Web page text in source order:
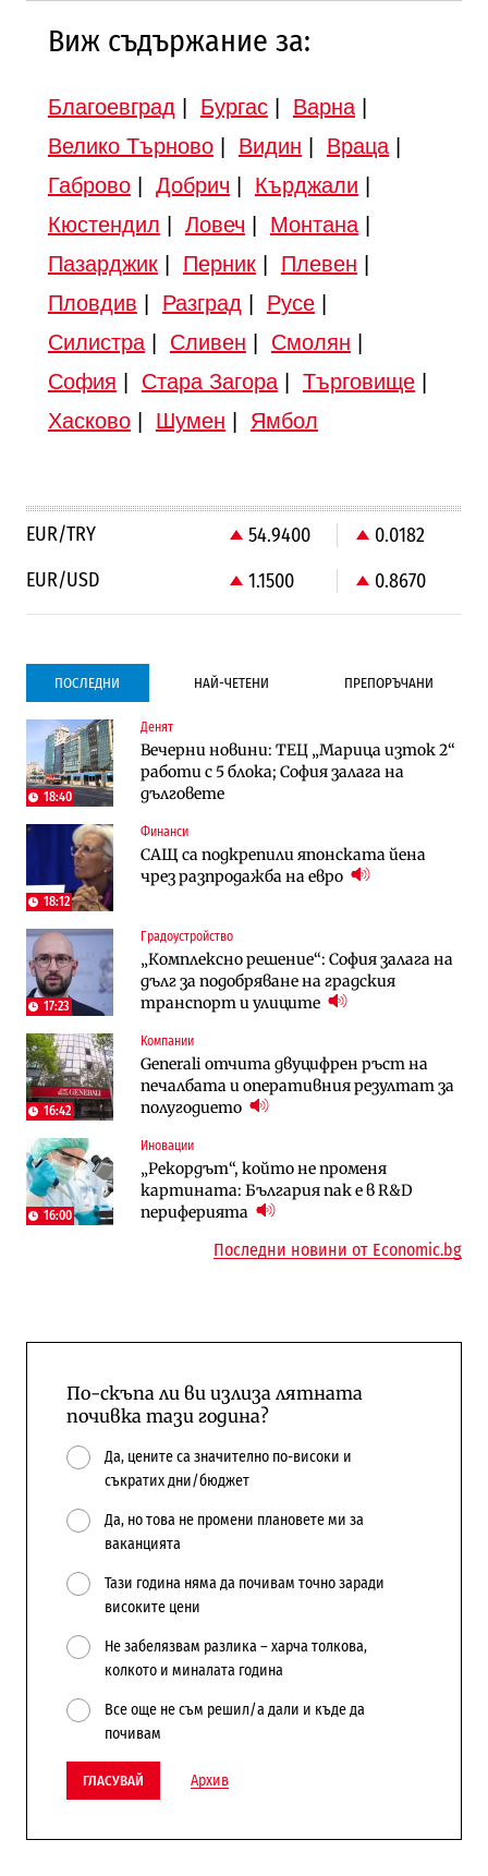
Виж съдържание за:
Благоевград Бургас| Варна|
Велико Търново| Видин Враца|
Габрово| Добрич Кърджали
Кюстендил
Ловеч Монтана|
Пазарджик| Перник| Плевен
Пловдив
Разград Русе|
Силистра| Сливен Смолян
София
Стара Загора| Търговище|
Хасково| Шумен Ямбол
EUR/TRY 54.9400
0.0182
EUR/USD
1.1500 0.8670
ПОСЛЕДНИ НАЙ-ЧЕТЕНИ ПРЕПОРЪЧАНИ
18:40
Денят
Вечерни новини: ТЕЦ „Марица изток 2“
работи с 5 блока; София залага на
дълговете
18:12
Финанси
САЩ са подкрепили японската йена
чрез разпродажба на евро
17:23
Градоустройство
„Комплексно решение“: София залага на
дълг за подобряване на градския
транспорт и улиците
16:42
Компании
Generali отчита двуцифрен ръст на
печалбата и оперативния резултат за
полугодието
16:00
Иновации
„Рекордът“, който не променя
картината: България пак е в R&D
периферията
Градоустройство
Столична община избра изпълнител за
преместването на трамвайното
трасе по бул. „Скобелев“
Компании
Vivacom предлага над 150 устройства с
90% отстъпка през август
Енергетика
АЕЦ „Козлодуй“ ще работи само още
няколко седмици, ако сушата продължи
Компании
„Ендуросат“ ще строи огромен
космически и отбранителен център в
Доброславци
Digi&AI
Трафикът толкова е намалял, че големи
медии обмислят да се откажат
напълно от Google
Компании
Vivacom предлага над 150 устройства с
90% отстъпка през август
To:know
Последни дни с обозначаване на цените
в лева: Какво предстои?
Градоустройство
Столична община избра изпълнител за
преместването на трамвайното
трасе по бул. „Скобелев“
10:12
Енергетика
Държавният ТЕЦ „Марица изток 2“
работи с 5 блока
Компании
„Ендуросат“ ще строи огромен
космически и отбранителен център в
Доброславци
Последни новини от Economic.bg
По-скъпа ли ви излиза лятната
почивка тази година?
Да, цените са значително по-високи и
съкратих дни/бюджет
Да, но това не промени плановете ми за
ваканцията
Тази година няма да почивам точно заради
високите цени
Не забелязвам разлика – харча толкова,
колкото и миналата година
Все още не съм решил/а дали и къде да
почивам
ГЛАСУВАЙ Архив